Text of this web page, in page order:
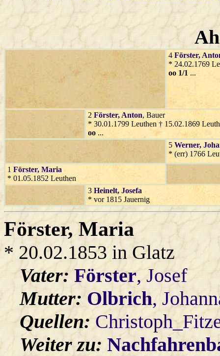
4 Förster,
* 24.02.1769
oo 1/1 ...
2 Förster, Anton, Bauer
* 30.01.1799 Leuthen † 15.02.1869
oo ...
5 Werner,
* (err) 1766
1 Förster, Maria
* 01.05.1852 Leuthen
3 Heinelt, Josefa
* vor 1815 Jauernig
Förster, Maria
* 20.02.1853 in Glatz
Vater:Förster, Josef
Mutter:Olbrich,
Quellen:
Weiter zu: